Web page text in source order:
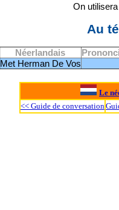
On utilisera
Au
Néerlandais
Met Herman De Vos
Le
<< Guide de conversation